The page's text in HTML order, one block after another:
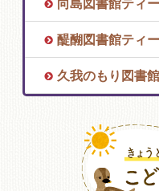
向島図書館ティ
醍醐図書館ティ
久我のもり図書